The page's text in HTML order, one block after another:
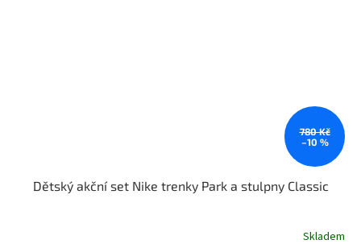
780 Kč
–10 %
Dětský akční set Nike trenky Park a stulpny Classic
Skladem